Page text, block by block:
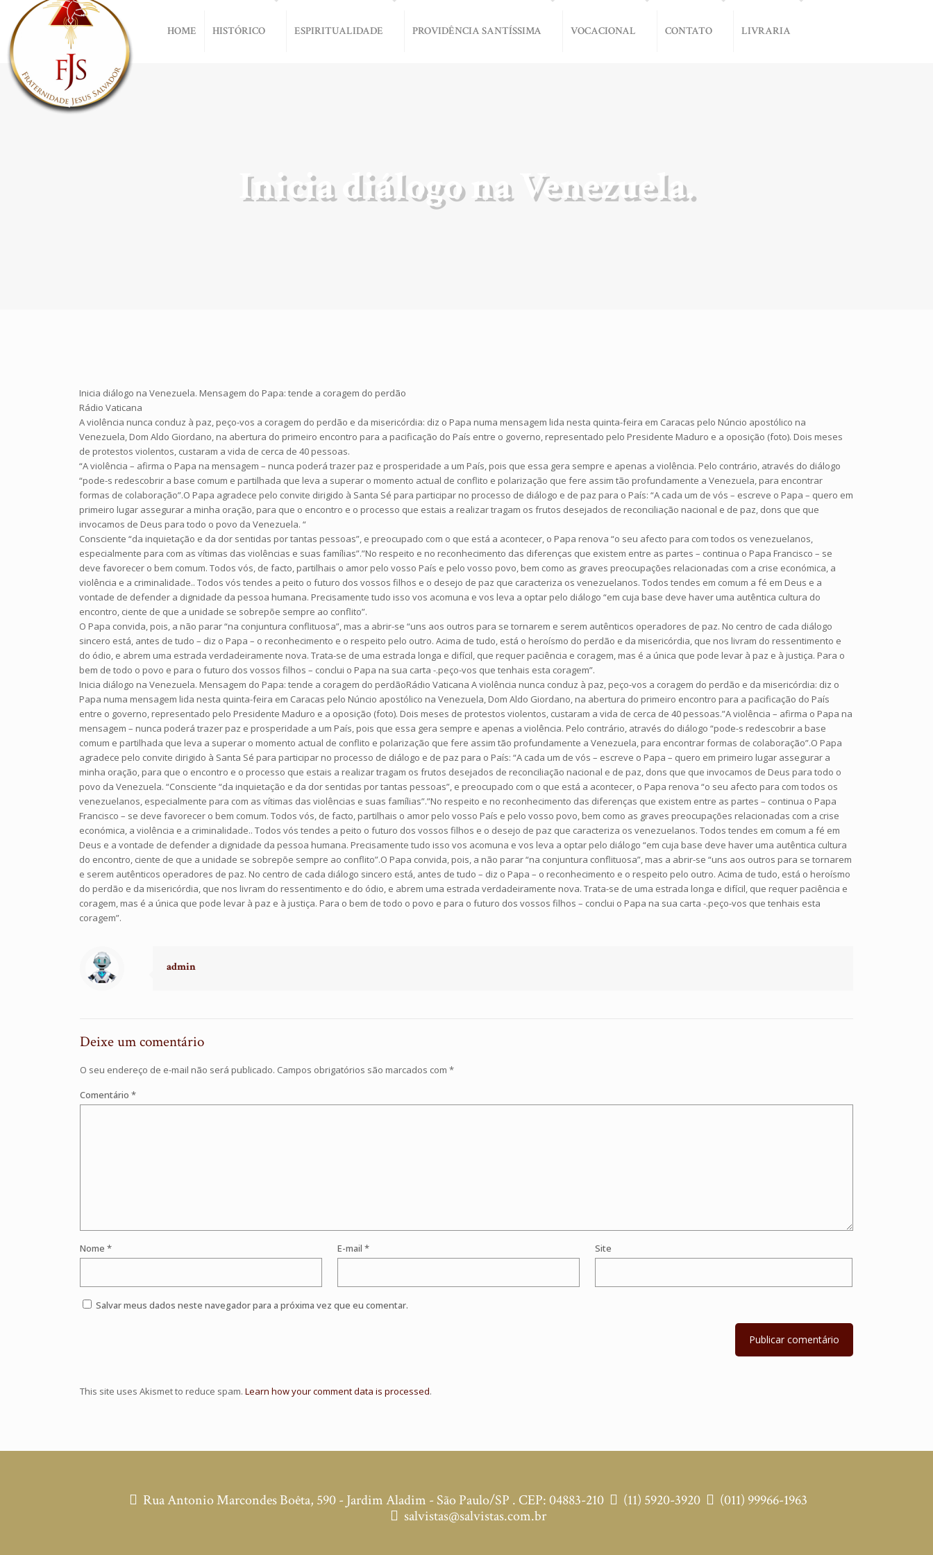
HOME HISTÓRICO ESPIRITUALIDADE PROVIDÊNCIA SANTÍSSIMA VOCACIONAL CONTATO LIVRARIA
Inicia diálogo na Venezuela.
Inicia diálogo na Venezuela. Mensagem do Papa: tende a coragem do perdão
Rádio Vaticana
A violência nunca conduz à paz, peço-vos a coragem do perdão e da misericórdia: diz o Papa numa mensagem lida nesta quinta-feira em Caracas pelo Núncio apostólico na
Venezuela, Dom Aldo Giordano, na abertura do primeiro encontro para a pacificação do País entre o governo, representado pelo Presidente Maduro e a oposição (foto). Dois meses
de protestos violentos, custaram a vida de cerca de 40 pessoas.
“A violência – afirma o Papa na mensagem – nunca poderá trazer paz e prosperidade a um País, pois que essa gera sempre e apenas a violência. Pelo contrário, através do diálogo
“pode-s redescobrir a base comum e partilhada que leva a superar o momento actual de conflito e polarização que fere assim tão profundamente a Venezuela, para encontrar
formas de colaboração”.O Papa agradece pelo convite dirigido à Santa Sé para participar no processo de diálogo e de paz para o País: “A cada um de vós – escreve o Papa – quero em
primeiro lugar assegurar a minha oração, para que o encontro e o processo que estais a realizar tragam os frutos desejados de reconciliação nacional e de paz, dons que que
invocamos de Deus para todo o povo da Venezuela. “
Consciente “da inquietação e da dor sentidas por tantas pessoas”, e preocupado com o que está a acontecer, o Papa renova “o seu afecto para com todos os venezuelanos,
especialmente para com as vítimas das violências e suas famílias”.”No respeito e no reconhecimento das diferenças que existem entre as partes – continua o Papa Francisco – se
deve favorecer o bem comum. Todos vós, de facto, partilhais o amor pelo vosso País e pelo vosso povo, bem como as graves preocupações relacionadas com a crise económica, a
violência e a criminalidade.. Todos vós tendes a peito o futuro dos vossos filhos e o desejo de paz que caracteriza os venezuelanos. Todos tendes em comum a fé em Deus e a
vontade de defender a dignidade da pessoa humana. Precisamente tudo isso vos acomuna e vos leva a optar pelo diálogo “em cuja base deve haver uma autêntica cultura do
encontro, ciente de que a unidade se sobrepõe sempre ao conflito”.
O Papa convida, pois, a não parar “na conjuntura conflituosa”, mas a abrir-se “uns aos outros para se tornarem e serem autênticos operadores de paz. No centro de cada diálogo
sincero está, antes de tudo – diz o Papa – o reconhecimento e o respeito pelo outro. Acima de tudo, está o heroísmo do perdão e da misericórdia, que nos livram do ressentimento e
do ódio, e abrem uma estrada verdadeiramente nova. Trata-se de uma estrada longa e difícil, que requer paciência e coragem, mas é a única que pode levar à paz e à justiça. Para o
bem de todo o povo e para o futuro dos vossos filhos – conclui o Papa na sua carta -.peço-vos que tenhais esta coragem”.
Inicia diálogo na Venezuela. Mensagem do Papa: tende a coragem do perdãoRádio Vaticana A violência nunca conduz à paz, peço-vos a coragem do perdão e da misericórdia: diz o
Papa numa mensagem lida nesta quinta-feira em Caracas pelo Núncio apostólico na Venezuela, Dom Aldo Giordano, na abertura do primeiro encontro para a pacificação do País
entre o governo, representado pelo Presidente Maduro e a oposição (foto). Dois meses de protestos violentos, custaram a vida de cerca de 40 pessoas.”A violência – afirma o Papa na
mensagem – nunca poderá trazer paz e prosperidade a um País, pois que essa gera sempre e apenas a violência. Pelo contrário, através do diálogo “pode-s redescobrir a base
comum e partilhada que leva a superar o momento actual de conflito e polarização que fere assim tão profundamente a Venezuela, para encontrar formas de colaboração”.O Papa
agradece pelo convite dirigido à Santa Sé para participar no processo de diálogo e de paz para o País: “A cada um de vós – escreve o Papa – quero em primeiro lugar assegurar a
minha oração, para que o encontro e o processo que estais a realizar tragam os frutos desejados de reconciliação nacional e de paz, dons que que invocamos de Deus para todo o
povo da Venezuela. “Consciente “da inquietação e da dor sentidas por tantas pessoas”, e preocupado com o que está a acontecer, o Papa renova “o seu afecto para com todos os
venezuelanos, especialmente para com as vítimas das violências e suas famílias”.”No respeito e no reconhecimento das diferenças que existem entre as partes – continua o Papa
Francisco – se deve favorecer o bem comum. Todos vós, de facto, partilhais o amor pelo vosso País e pelo vosso povo, bem como as graves preocupações relacionadas com a crise
económica, a violência e a criminalidade.. Todos vós tendes a peito o futuro dos vossos filhos e o desejo de paz que caracteriza os venezuelanos. Todos tendes em comum a fé em
Deus e a vontade de defender a dignidade da pessoa humana. Precisamente tudo isso vos acomuna e vos leva a optar pelo diálogo “em cuja base deve haver uma autêntica cultura
do encontro, ciente de que a unidade se sobrepõe sempre ao conflito”.O Papa convida, pois, a não parar “na conjuntura conflituosa”, mas a abrir-se “uns aos outros para se tornarem
e serem autênticos operadores de paz. No centro de cada diálogo sincero está, antes de tudo – diz o Papa – o reconhecimento e o respeito pelo outro. Acima de tudo, está o heroísmo
do perdão e da misericórdia, que nos livram do ressentimento e do ódio, e abrem uma estrada verdadeiramente nova. Trata-se de uma estrada longa e difícil, que requer paciência e
coragem, mas é a única que pode levar à paz e à justiça. Para o bem de todo o povo e para o futuro dos vossos filhos – conclui o Papa na sua carta -.peço-vos que tenhais esta
coragem”.
admin
Deixe um comentário
O seu endereço de e-mail não será publicado. Campos obrigatórios são marcados com *
Comentário *
Nome * E-mail * Site
Salvar meus dados neste navegador para a próxima vez que eu comentar.
This site uses Akismet to reduce spam. Learn how your comment data is processed.
Rua Antonio Marcondes Boêta, 590 - Jardim Aladim - São Paulo/SP . CEP: 04883-210 (11) 5920-3920
(011) 99966-1963
salvistas@salvistas.com.br